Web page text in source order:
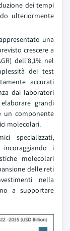
dei tempi
ulteriormente
una
crescere a
dell'8,1% nel
dei test
accurati
dai laboratori
grandi
componente
molecolari.
specializzati,
i
molecolari
delle reti
nella
a supportare